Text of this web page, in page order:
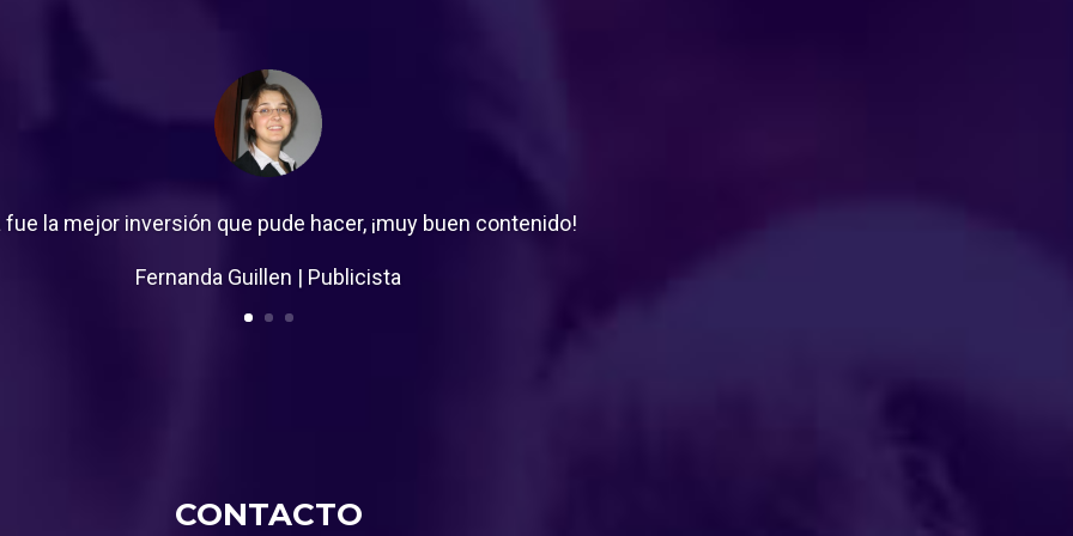
fue la mejor inversión que pude hacer, ¡muy buen contenido!
Fernanda Guillen | Publicista
CONTACTO